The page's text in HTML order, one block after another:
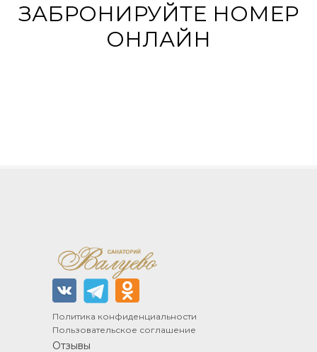
ЗАБРОНИРУЙТЕ НОМЕР
ОНЛАЙН
Пользовательское соглашение
Политика конфиденциальности
Отзывы